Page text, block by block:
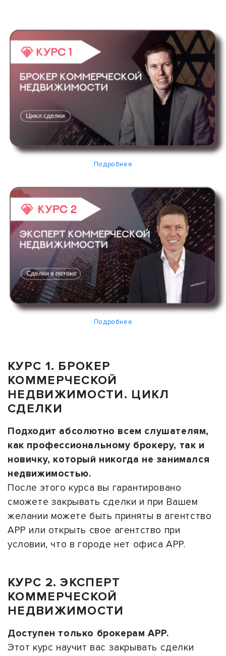
Подробнее
Подробнее
КУРС 1. БРОКЕР
КОММЕРЧЕСКОЙ
НЕДВИЖИМОСТИ. ЦИКЛ
СДЕЛКИ
Подходит абсолютно всем слушателям,
как профессиональному брокеру, так и
новичку, который никогда не занимался
недвижимостью.
После этого курса вы гарантировано
сможете закрывать сделки и при Вашем
желании можете быть приняты в агентство
АРР или открыть свое агентство при
условии, что в городе нет офиса АРР.
КУРС 2. ЭКСПЕРТ
КОММЕРЧЕСКОЙ
НЕДВИЖИМОСТИ
Доступен только брокерам АРР.
Этот курс научит вас закрывать сделки